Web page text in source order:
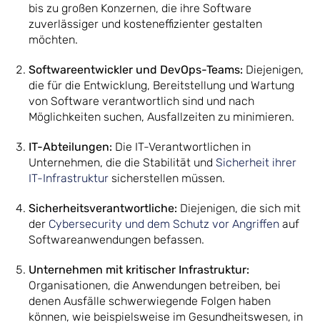
bis zu großen Konzernen, die ihre Software
zuverlässiger und kosteneffizienter gestalten
möchten.
Softwareentwickler und DevOps-Teams: Diejenigen,
die für die Entwicklung, Bereitstellung und Wartung
von Software verantwortlich sind und nach
Möglichkeiten suchen, Ausfallzeiten zu minimieren.
IT-Abteilungen: Die IT-Verantwortlichen in
Unternehmen, die die Stabilität und Sicherheit ihrer
IT-Infrastruktur sicherstellen müssen.
Sicherheitsverantwortliche: Diejenigen, die sich mit
der Cybersecurity und dem Schutz vor Angriffen auf
Softwareanwendungen befassen.
Unternehmen mit kritischer Infrastruktur:
Organisationen, die Anwendungen betreiben, bei
denen Ausfälle schwerwiegende Folgen haben
können, wie beispielsweise im Gesundheitswesen, in